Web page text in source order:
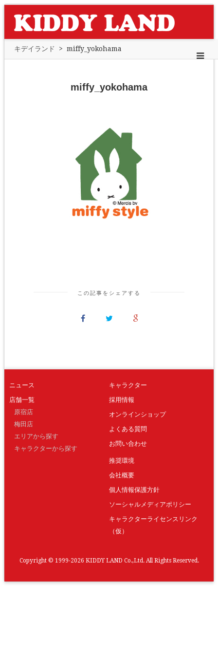
キデイランド > miffy_yokohama
miffy_yokohama
この記事をシェアする
ニュース
店舗一覧
原宿店
梅田店
エリアから探す
キャラクターから探す
キャラクター
採用情報
オンラインショップ
よくある質問
お問い合わせ
推奨環境
会社概要
個人情報保護方針
ソーシャルメディアポリシー
キャラクターライセンスリンク
（仮）
Copyright © 1999-2026 KIDDY LAND Co.,Ltd. All Rights Reserved.